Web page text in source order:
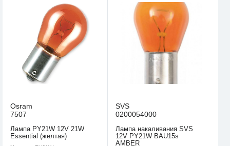
Osram
7507
Лампа PY21W 12V 21W
Essential (желтая)
SVS
0200054000
Лампа накаливания SVS
12V PY21W BAU15s
AMBER